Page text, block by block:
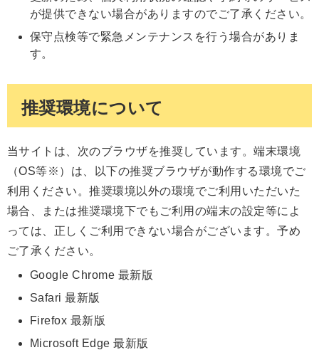
が提供できない場合がありますのでご了承ください。
保守点検等で緊急メンテナンスを行う場合がありま
す。
推奨環境について
当サイトは、次のブラウザを推奨しています。端末環境
（OS等※）は、以下の推奨ブラウザが動作する環境でご
利用ください。推奨環境以外の環境でご利用いただいた
場合、または推奨環境下でもご利用の端末の設定等によ
っては、正しくご利用できない場合がございます。予め
ご了承ください。
Google Chrome 最新版
Safari 最新版
Firefox 最新版
Microsoft Edge 最新版